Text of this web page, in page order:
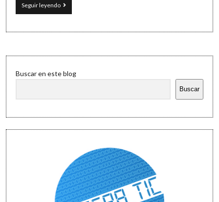
Seguir leyendoPasen
y
Sidebar
Buscar en este blog
Buscar